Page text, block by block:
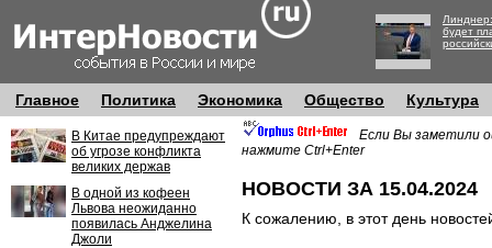
будет
Главное Политика Экономика Общество Культура
В Китае предупреждают
об угрозе конфликта
великих держав
В одной из кофеен
Львова неожиданно
появилась Анджелина
Джоли
Если Вы заметили
нажмите Ctrl+Enter
НОВОСТИ ЗА 15.04.2024
К сожалению, в этот день